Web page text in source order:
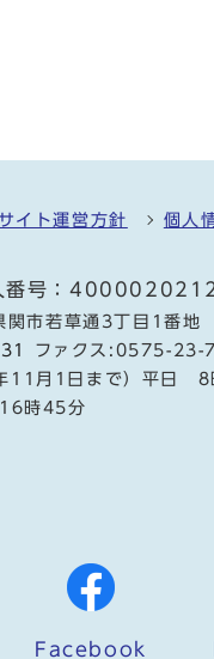
サイト運営方針 個人
番号：
市若草通3丁目1番地
ファクス:0575-23-
11月1日まで）平日
時45分
Facebook